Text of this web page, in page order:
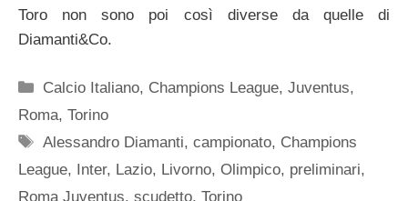
Toro non sono poi così diverse da quelle di
Diamanti&Co.
Categorie
Calcio Italiano, Champions League,Juventus,
Roma, Torino
Tag
Alessandro Diamanti,campionato, Champions
League, Inter, Lazio, Livorno, Olimpico, preliminari,
Roma Juventus, scudetto, Torino